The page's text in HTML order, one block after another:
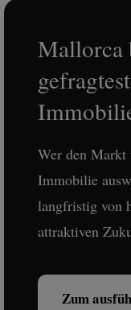
Mallorca
Wer den Markt
Immobilie
langfristig von
attraktiven
Zum